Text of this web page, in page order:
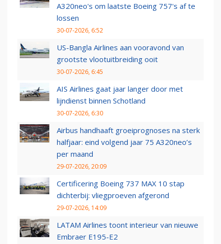
A320neo's om laatste Boeing 757's af te
lossen
30-07-2026, 6:52
US-Bangla Airlines aan vooravond van
grootste vlootuitbreiding ooit
30-07-2026, 6:45
AIS Airlines gaat jaar langer door met
lijndienst binnen Schotland
30-07-2026, 6:30
Airbus handhaaft groeiprognoses na sterk
halfjaar: eind volgend jaar 75 A320neo’s
per maand
29-07-2026, 20:09
Certificering Boeing 737 MAX 10 stap
dichterbij: vliegproeven afgerond
29-07-2026, 14:09
LATAM Airlines toont interieur van nieuwe
Embraer E195-E2